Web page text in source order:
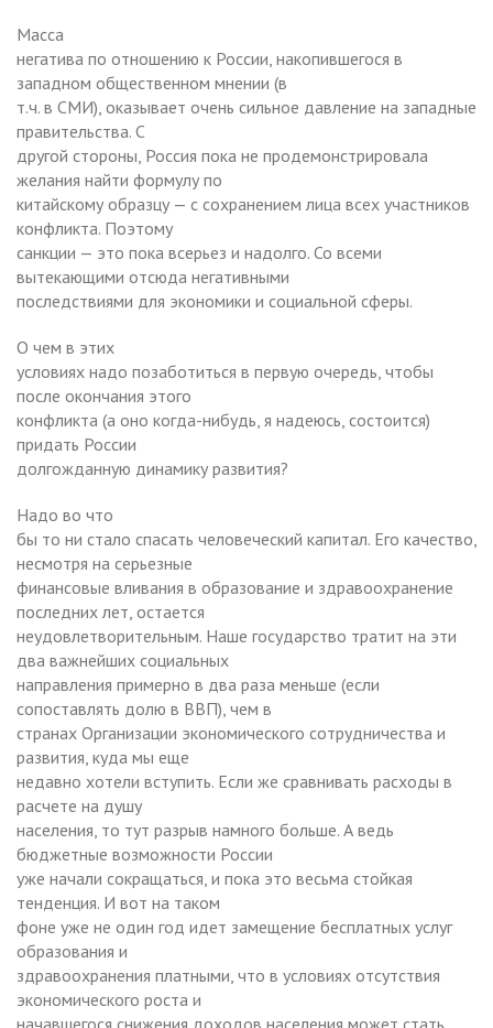
Масса
негатива по отношению к России, накопившегося в
западном общественном мнении (в
т.ч. в СМИ), оказывает очень сильное давление на западные
правительства. С
другой стороны, Россия пока не продемонстрировала
желания найти формулу по
китайскому образцу — с сохранением лица всех участников
конфликта. Поэтому
санкции — это пока всерьез и надолго. Со всеми
вытекающими отсюда негативными
последствиями для экономики и социальной сферы.
О чем в этих
условиях надо позаботиться в первую очередь, чтобы
после окончания этого
конфликта (а оно когда-нибудь, я надеюсь, состоится)
придать России
долгожданную динамику развития?
Надо во что
бы то ни стало спасать человеческий капитал. Его качество,
несмотря на серьезные
финансовые вливания в образование и здравоохранение
последних лет, остается
неудовлетворительным. Наше государство тратит на эти
два важнейших социальных
направления примерно в два раза меньше (если
сопоставлять долю в ВВП), чем в
странах Организации экономического сотрудничества и
развития, куда мы еще
недавно хотели вступить. Если же сравнивать расходы в
расчете на душу
населения, то тут разрыв намного больше. А ведь
бюджетные возможности России
уже начали сокращаться, и пока это весьма стойкая
тенденция. И вот на таком
фоне уже не один год идет замещение бесплатных услуг
образования и
здравоохранения платными, что в условиях отсутствия
экономического роста и
начавшегося снижения доходов населения может стать